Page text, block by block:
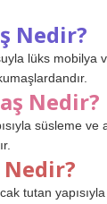
Nedir?
lüks mobilya
Nedir?
süsleme ve
tutan yapısıyla